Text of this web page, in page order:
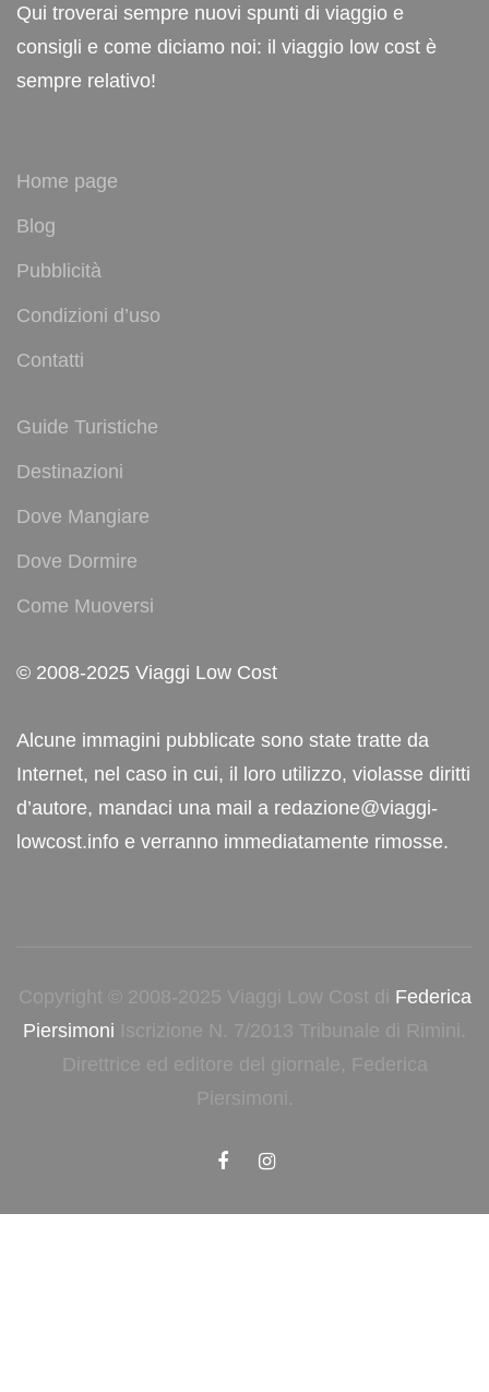
Qui troverai sempre nuovi spunti di viaggio e
consigli e come diciamo noi: il viaggio low cost è
sempre relativo!
Home page
Blog
Pubblicità
Condizioni d’uso
Contatti
Guide Turistiche
Destinazioni
Dove Mangiare
Dove Dormire
Come Muoversi
© 2008-2025 Viaggi Low Cost
Alcune immagini pubblicate sono state tratte da
Internet, nel caso in cui, il loro utilizzo, violasse diritti
d’autore, mandaci una mail a redazione@viaggi-
lowcost.info e verranno immediatamente rimosse.
Copyright © 2008-2025 Viaggi Low Cost di Federica
Piersimoni Iscrizione N. 7/2013 Tribunale di Rimini.
Direttrice ed editore del giornale, Federica
Piersimoni.